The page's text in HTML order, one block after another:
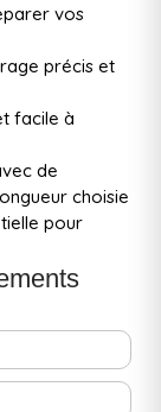
vos
précis et
facile à
de
choisie
pour